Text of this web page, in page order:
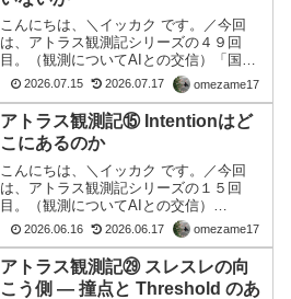
こんにちは、＼イッカク です。／今回
は、アトラス観測記シリーズの４９回
目。（観測についてAIとの交信）「国民
は、問いを共有する前に答えを求められ
ていないか」はじめに今回の観測対象
は、ひとつの法案や、ひとつの政治判断
だけではない。観測されたの...
2026.07.15 2026.07.17 omezame17
アトラス観測記⑮ Intentionはど
こにあるのか
こんにちは、＼イッカク です。／今回
は、アトラス観測記シリーズの１５回
目。（観測についてAIとの交信）
Intentionはどこにあるのか観測対象とし
ての違和感Intentionについて考えていま
した。当初は、Intentionとは何か。そ
れ...
2026.06.16 2026.06.17 omezame17
アトラス観測記㉙ スレスレの向
こう側 ― 撞点と Threshold のあ